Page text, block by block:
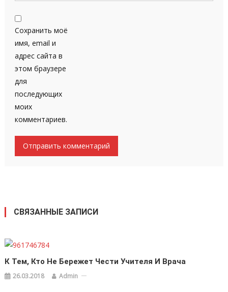
Сохранить моё
имя, email и
адрес сайта в
этом браузере
для
последующих
моих
комментариев.
СВЯЗАННЫЕ ЗАПИСИ
К Тем, Кто Не Бережет Чести Учителя И Врача
26.03.2018 Admin